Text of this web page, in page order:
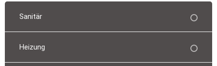
Sanitär
Heizung